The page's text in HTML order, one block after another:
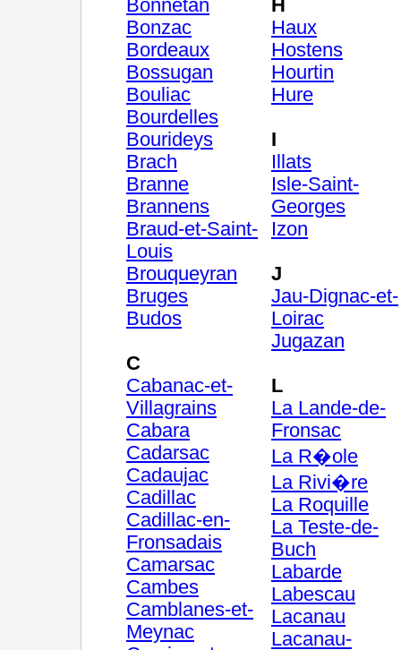
Bonnetan
Bonzac
Bordeaux
Bossugan
Bouliac
Bourdelles
Bourideys
Brach
Branne
Brannens
Braud-et-Saint-
Louis
Brouqueyran
Bruges
Budos
C
Cabanac-et-
Villagrains
Cabara
Cadarsac
Cadaujac
Cadillac
Cadillac-en-
Fronsadais
Camarsac
Cambes
Camblanes-et-
Meynac
H
Haux
Hostens
Hourtin
Hure
I
Illats
Isle-Saint-
Georges
Izon
J
Jau-Dignac-et-
Loirac
Jugazan
L
La Lande-de-
Fronsac
La R�ole
La Rivi�re
La Roquille
La Teste-de-
Buch
Labarde
Labescau
Lacanau
Lacanau-